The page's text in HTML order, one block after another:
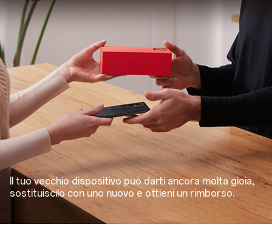
Il tuo vecchio dispositivo può darti ancora molta gioia,
sostituiscilo con uno nuovo e ottieni un rimborso.